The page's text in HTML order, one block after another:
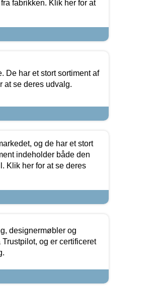
fabrikken. Klik her for at
De har et stort sortiment af
at se deres udvalg.
og de har et stort
indeholder både den
Klik her for at se deres
designermøbler og
og er certificeret